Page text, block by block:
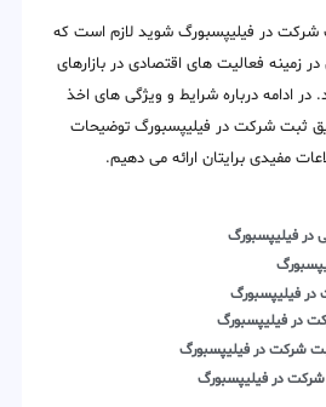
شرکت در فیلیپسبورگ شوید لازم است که
زمینه فعالیت های اقتصادی در بازارهای
در ادامه درباره شرایط و ویژگی های اخذ
ثبت شرکت در فیلیپسبورگ توضیحات
مفیدی برایتان ارائه می دهیم.
در فیلیپسبورگ
در فیلیپسبورگ
در فیلیپسبورگ
شرکت در فیلیپسبورگ
در فیلیپسبورگ